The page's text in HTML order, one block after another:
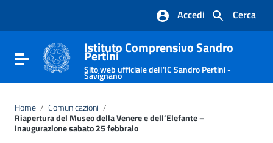
Vai al footer
Cerca
Accedi
Attiva / disattiva la navigazione
Istituto Comprensivo Sandro
Pertini
Sito web ufficiale dell'IC Sandro Pertini -
Savignano
Home / Comunicazioni /
Riapertura del Museo della Venere e dell’Elefante –
Inaugurazione sabato 25 febbraio